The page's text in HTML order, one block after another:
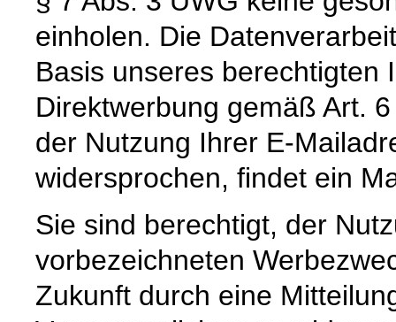
einholen. Die
Basis unseres berechtigten
Direktwerbung gemäß Art.
der Nutzung Ihrer E-
widersprochen, findet ein
Sie sind berechtigt, der
vorbezeichneten
Zukunft durch eine